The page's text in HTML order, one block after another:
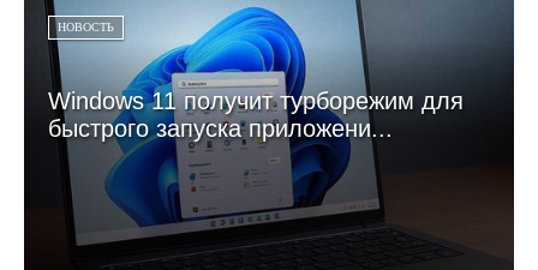
НОВОСТЬ
Windows 11 получит турборежим для
быстрого запуска приложени...